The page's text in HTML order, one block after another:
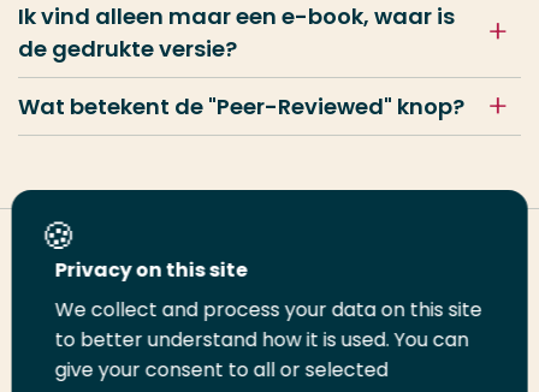
Ik vind alleen maar een e-book, waar is
de gedrukte versie?
Wat betekent de "Peer-Reviewed" knop?
Deel deze pagina
DeelDeel
op
Deel
op
Email
deze
Print
deze
Privacy on this site
We collect and process your data on this site
to better understand how it is used. You can
give your consent to all or selected